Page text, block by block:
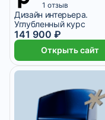
1 отзыв
Дизайн интерьера.
Углубленный курс
141 900 ₽
Открыть сайт